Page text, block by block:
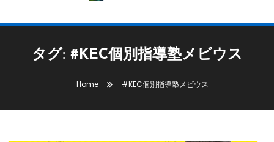
タグ: #KEC個別指導塾メビウス
Home #KEC個別指導塾メビウス